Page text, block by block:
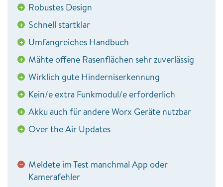
+ Robustes Design
+ Schnell startklar
+ Umfangreiches Handbuch
+ Mähte offene Rasenflächen sehr zuverlässig
+ Wirklich gute Hinderniserkennung
+ Kein/e extra Funkmodul/e erforderlich
+ Akku auch für andere Worx Geräte nutzbar
+ Over the Air Updates
− Meldete im Test manchmal App oder
Kamerafehler